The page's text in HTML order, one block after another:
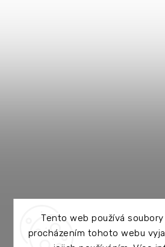
Tento web používá soubory
procházením tohoto webu